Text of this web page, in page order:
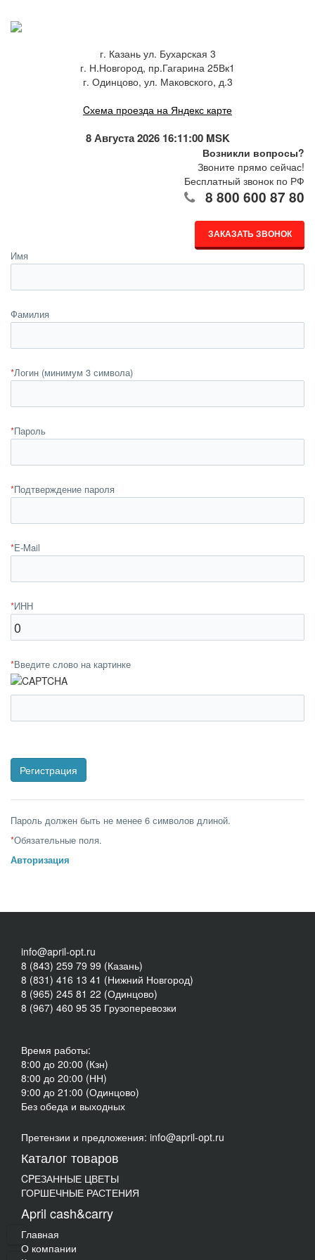
г. Казань ул. Бухарская 3
г. Н.Новгород, пр.Гагарина 25Вк1
г. Одинцово, ул. Маковского, д.3
Cхема проезда на Яндекс карте
8 Августа 2026 16:11:02 MSK
Возникли вопросы?
Звоните прямо сейчас!
Бесплатный звонок по РФ
8 800 600 87 80
ЗАКАЗАТЬ ЗВОНОК
Имя
Фамилия
*Логин (минимум 3 символа)
*Пароль
*Подтверждение пароля
*E-Mail
*ИНН
*Введите слово на картинке
Пароль должен быть не менее 6 символов длиной.
*Обязательные поля.
Авторизация
info@april-opt.ru
8 (843) 259 79 99 (Казань)
8 (831) 416 13 41 (Нижний Новгород)
8 (965) 245 81 22 (Одинцово)
8 (967) 460 95 35 Грузоперевозки
Время работы:
8:00 до 20:00 (Кзн)
8:00 до 20:00 (НН)
9:00 до 21:00 (Одинцово)
Без обеда и выходных
Претензии и предложения: info@april-opt.ru
Каталог товаров
CPЕЗАННЫЕ ЦВЕТЫ
ГОРШЕЧНЫЕ РАСТЕНИЯ
April cash&carry
Главная
О компании